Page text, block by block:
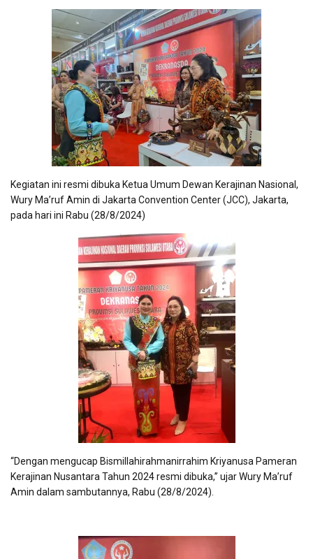
Kegiatan ini resmi dibuka Ketua Umum Dewan Kerajinan Nasional,
Wury Ma’ruf Amin di Jakarta Convention Center (JCC), Jakarta,
pada hari ini Rabu (28/8/2024)
“Dengan mengucap Bismillahirahmanirrahim Kriyanusa Pameran
Kerajinan Nusantara Tahun 2024 resmi dibuka,” ujar Wury Ma’ruf
Amin dalam sambutannya, Rabu (28/8/2024).